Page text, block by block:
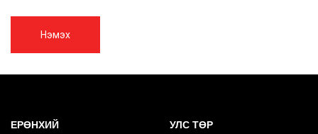
Нэмэх
ЕРӨНХИЙ УЛС ТӨР